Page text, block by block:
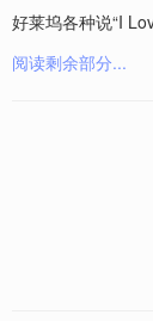
好莱坞各种说“I
阅读剩余部分...